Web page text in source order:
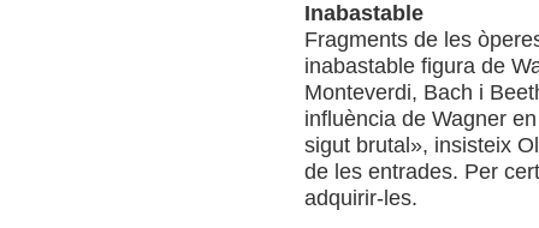
Inabastable
Fragments de les
inabastable figura de
Monteverdi, Bach i
influència de Wagner
sigut brutal», insisteix
de les entrades. Per
adquirir-les.